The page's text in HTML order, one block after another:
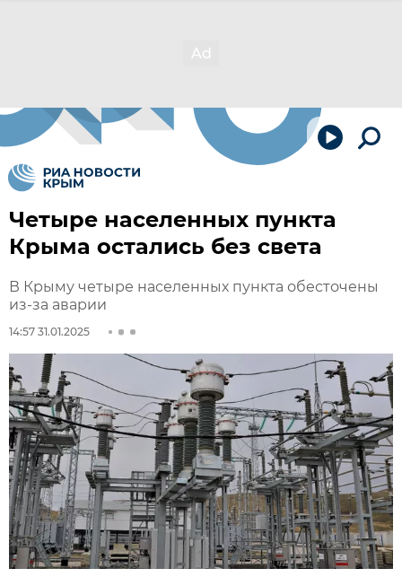
Четыре населенных пункта
Крыма остались без света
В Крыму четыре населенных пункта обесточены
из-за аварии
14:57 31.01.2025